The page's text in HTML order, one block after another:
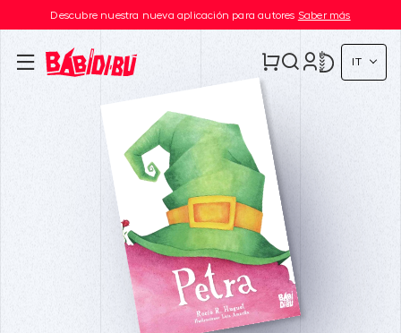
Descubre nuestra nueva aplicación para autores Saber más
IT